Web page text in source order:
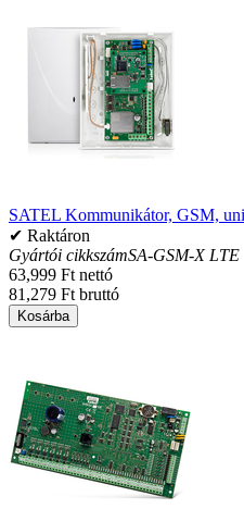
SATEL Kommunikátor, GSM,
✔ Raktáron
Gyártói cikkszámSA-GSM-X LTE
63,999 Ft nettó
81,279 Ft bruttó
Kosárba